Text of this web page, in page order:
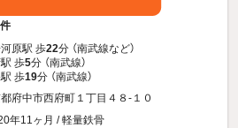
原駅 歩22分 （南武線など）
歩5分 （南武線）
歩19分 （南武線）
府中市西府町１丁目４８-１０
年11ヶ月 / 軽量鉄骨